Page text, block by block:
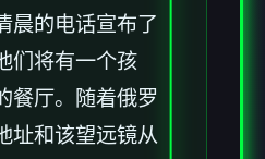
晨的电话宣布了
们将有一个孩
餐厅。随着俄罗
址和该望远镜从